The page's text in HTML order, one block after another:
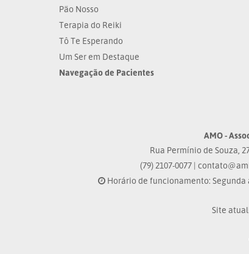
Pão Nosso
Terapia do Reiki
Tô Te Esperando
Um Ser em Destaque
Navegação de Pacientes
AMO -
Rua Permínio de Souza,
(79) 2107-0077 |
Horário de funcionamento: Segunda a
Site